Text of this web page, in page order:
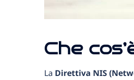
Che
La Direttiva NIS